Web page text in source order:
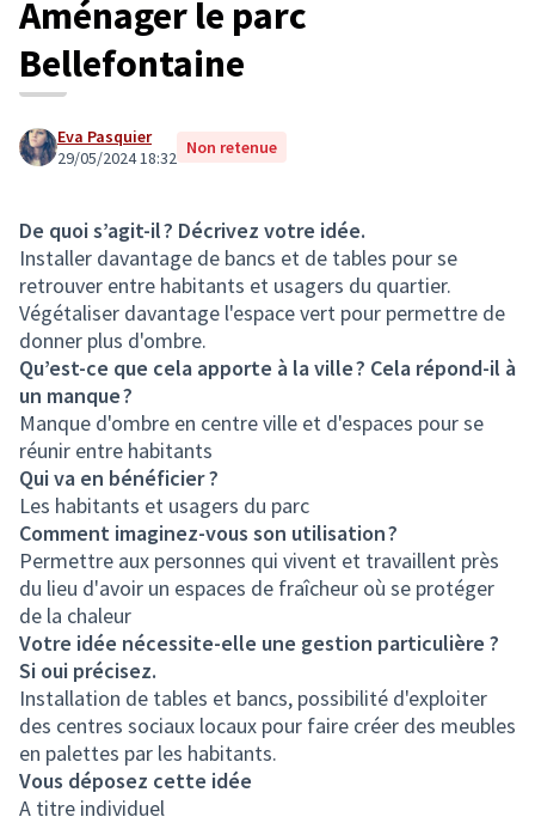
Aménager le parc
Bellefontaine
Eva Pasquier
29/05/2024 18:32 Non retenue
De quoi s’agit-il ? Décrivez votre idée.
Installer davantage de bancs et de tables pour se
retrouver entre habitants et usagers du quartier.
Végétaliser davantage l'espace vert pour permettre de
donner plus d'ombre.
Qu’est-ce que cela apporte à la ville ? Cela répond-il à
un manque ?
Manque d'ombre en centre ville et d'espaces pour se
réunir entre habitants
Qui va en bénéficier ?
Les habitants et usagers du parc
Comment imaginez-vous son utilisation ?
Permettre aux personnes qui vivent et travaillent près
du lieu d'avoir un espaces de fraîcheur où se protéger
de la chaleur
Votre idée nécessite-elle une gestion particulière ?
Si oui précisez.
Installation de tables et bancs, possibilité d'exploiter
des centres sociaux locaux pour faire créer des meubles
en palettes par les habitants.
Vous déposez cette idée
A titre individuel